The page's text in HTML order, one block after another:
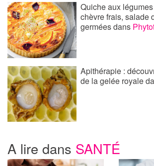
Quiche aux légumes
chèvre frais, salade
germéesdans
Apithérapie :
de la gelée royale
A lire dans SANTÉ